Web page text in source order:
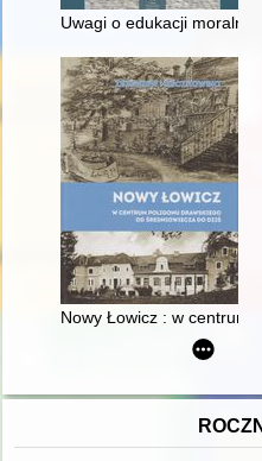
Uwagi o edukacji
Nowy Łowicz : w centrum